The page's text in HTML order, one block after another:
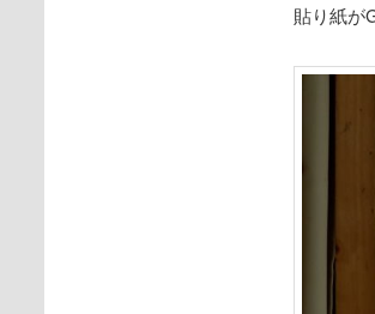
貼り紙が